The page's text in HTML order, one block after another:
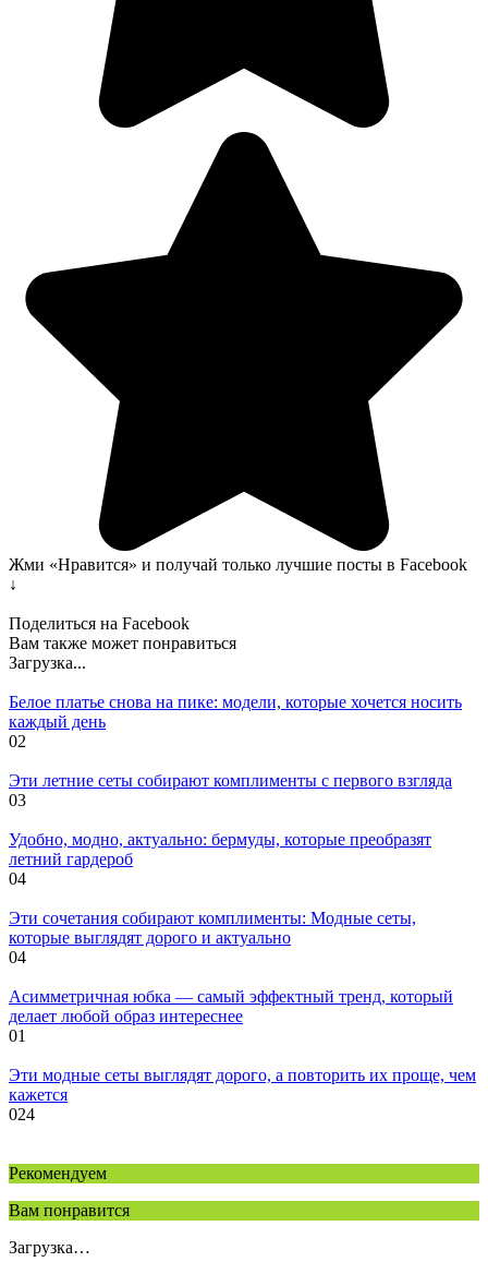
Жми «Нравится» и получай только лучшие посты в Facebook
↓
Поделиться на Facebook
Вам также может понравиться
Загрузка...
Белое платье снова на пике: модели, которые хочется носить
каждый день
02
Эти летние сеты собирают комплименты с первого взгляда
03
Удобно, модно, актуально: бермуды, которые преобразят
летний гардероб
04
Эти сочетания собирают комплименты: Модные сеты,
которые выглядят дорого и актуально
04
Асимметричная юбка — самый эффектный тренд, который
делает любой образ интереснее
01
Эти модные сеты выглядят дорого, а повторить их проще, чем
кажется
024
Рекомендуем
Вам понравится
Загрузка…